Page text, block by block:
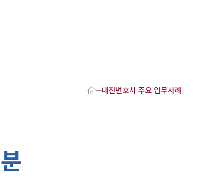
통사고변호사
야
대전변호사 주요 업무사례